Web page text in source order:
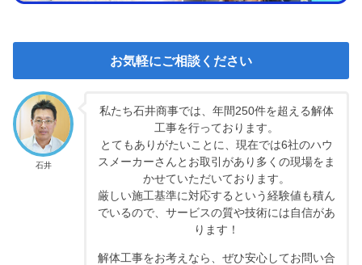
お気軽にご相談ください
石井
私たち石井商事では、年間250件を超える解体
工事を行っております。
とてもありがたいことに、現在では6社のハウ
スメーカーさんとお取引があり多くの現場をま
かせていただいております。
厳しい施工基準に対応するという経験値も積ん
でいるので、サービスの質や技術には自信があ
ります！
解体工事をお考えなら、ぜひ安心してお問い合